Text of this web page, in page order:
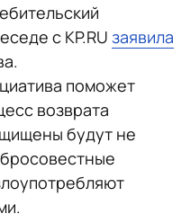
с KP.RU заявила
поможет
возврата
будут не